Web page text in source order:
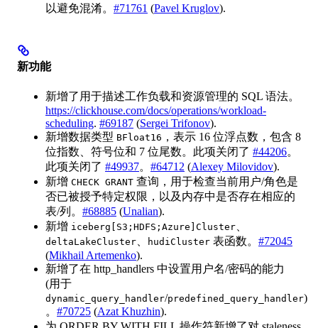
以避免混淆。 #71761 (Pavel Kruglov).
新功能
新增了用于描述工作负载和资源管理的 SQL 语法。
https://clickhouse.com/docs/operations/workload-
scheduling. #69187 (Sergei Trifonov).
新增数据类型 BFloat16 ，表示 16 位浮点数，包含 8
位指数、符号位和 7 位尾数。此项关闭了 #44206。
此项关闭了 #49937。 #64712 (Alexey Milovidov).
新增 CHECK GRANT 查询，用于检查当前用户/角色是
否已被授予特定权限，以及内存中是否存在相应的
表/列。 #68885 (Unalian).
新增 iceberg[S3;HDFS;Azure]Cluster、
deltaLakeCluster、 hudiCluster 表函数。 #72045
(Mikhail Artemenko).
新增了在 http_handlers 中设置用户名/密码的能力
(用于
dynamic_query_handler/predefined_query_handler)
。 #70725 (Azat Khuzhin).